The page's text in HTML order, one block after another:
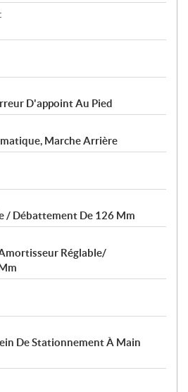
D'appoint Au Pied
Marche Arrière
/ Débattement De 126 Mm
Réglable/
De Stationnement À Main